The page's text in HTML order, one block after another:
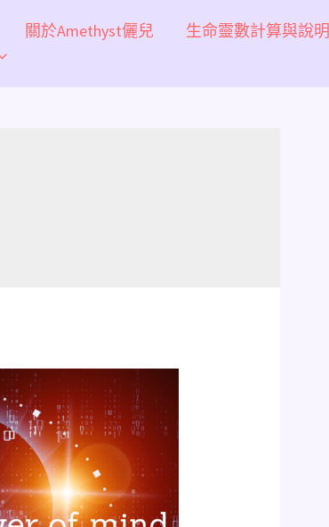
關於Amethyst儷兒 生命靈數計算與說明